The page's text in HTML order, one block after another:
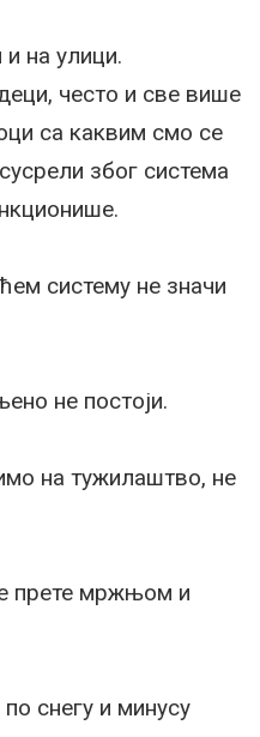
на улици.
често и све више
са каквим смо се
због система
систему не значи
не постоји.
на тужилаштво, не
прете мржњом и
снегу и минусу